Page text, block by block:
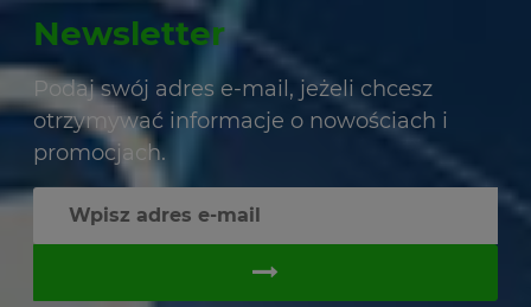
Newsletter
Podaj swój adres e-mail, jeżeli chcesz
otrzymywać informacje o nowościach i
promocjach.